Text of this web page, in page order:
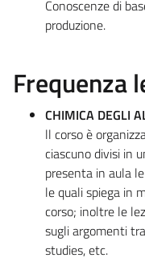
Conoscenze di
produzione.
Frequenza
CHIMICA DEGLI
ll corso è
ciascuno divisi in
presenta in aula
le quali spiega in
corso; inoltre le
sugli argomenti
studies, etc.